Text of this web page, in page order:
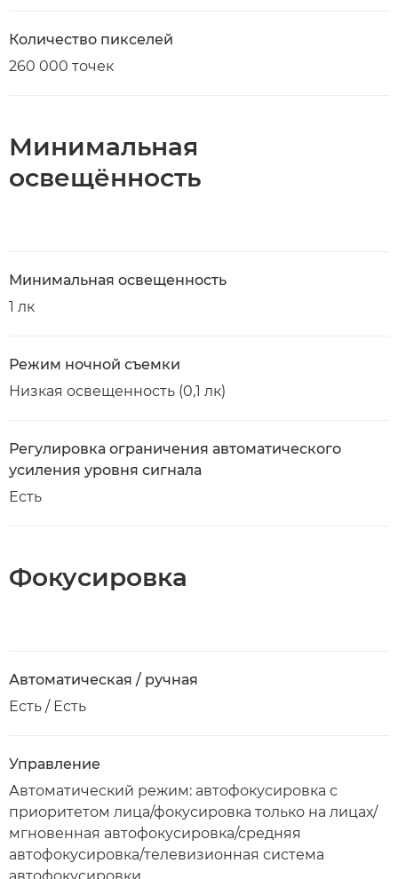
Количество пикселей
260 000 точек
Минимальная
освещённость
Минимальная освещенность
1 лк
Режим ночной съемки
Низкая освещенность (0,1 лк)
Регулировка ограничения автоматического
усиления уровня сигнала
Есть
Фокусировка
Автоматическая / ручная
Есть / Есть
Управление
Автоматический режим: автофокусировка с
приоритетом лица/фокусировка только на лицах/
мгновенная автофокусировка/средняя
автофокусировка/телевизионная система